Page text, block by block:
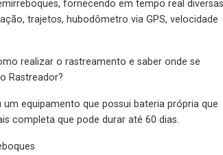
trajetos, hubodômetro via GPS, velocidade
realizar o rastreamento e saber onde se
Rastreador?
equipamento que possui bateria própria que
completa que pode durar até 60 dias.